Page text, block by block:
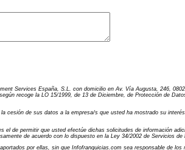
Services España, S.L. con domicilio en Av. Vía Augusta, 246,
recoge la LO 15/1999, de 13 de Diciembre, de Protección de
cesión de sus datos a la empresa/s que usted ha mostrado su
el de permitir que usted efectúe dichas solicitudes de información
de acuerdo con lo dispuesto en la Ley 34/2002 de Servicios
por ellas, sin que Infofranquicias.com sea responsable de los